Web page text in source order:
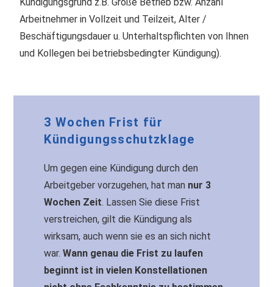
Arbeitnehmer in Vollzeit und Teilzeit, Alter /
Beschäftigungsdauer u. Unterhaltspflichten von Ihnen
und Kollegen bei betriebsbedingter Kündigung).
3 Wochen Frist für
Kündigungsschutzklage
Um gegen eine Kündigung durch den
Arbeitgeber vorzugehen, hat man nur 3
Wochen Zeit. Lassen Sie diese Frist
verstreichen, gilt die Kündigung als
wirksam, auch wenn sie es an sich nicht
war.Wann genau die Frist zu laufen
beginnt ist in vielen Konstellationen